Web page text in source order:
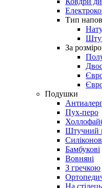
Тип
За
Подушки
Пух-перо
Штучний
Бамбукові
Вовняні
З гречкою
На стілець